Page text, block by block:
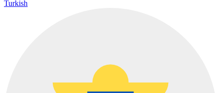
Turkish